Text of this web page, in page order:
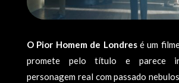
O Pior Homem de Londresé um
promete pelo título e parece
personagem real com passado